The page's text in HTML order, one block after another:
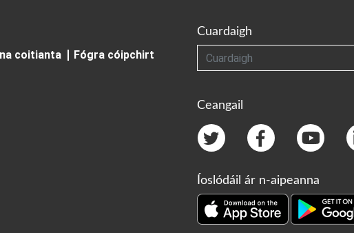
coitianta
Fógra cóipchirt
Cuardaigh
Cuardaigh
Ceangail
Íoslódáil ár n-aipeanna